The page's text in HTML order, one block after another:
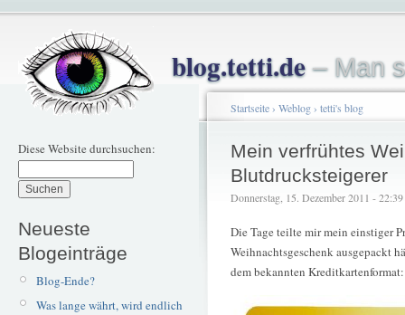
blog.tetti.de– Man
Diese Website durchsuchen:
Neueste
Blogeinträge
Blog-Ende?
Was lange währt, wird endlich
Startseite› Weblog› tetti's blog
Mein verfrühtes
Blutdrucksteigerer
Donnerstag, 15. Dezember 2011 -
Die Tage teilte mir mein einstiger
Weihnachtsgeschenk ausgepackt
dem bekannten Kreditkartenformat: